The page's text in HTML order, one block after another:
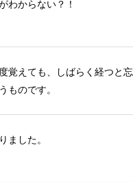
わからない？！
覚えても、しばらく経つと忘
ものです。
ました。